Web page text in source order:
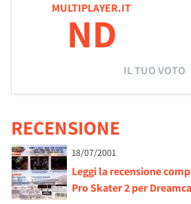
MULTIPLAYER.IT
ND
IL TUO VOTO
RECENSIONE
18/07/2001
Leggi la recensione
Pro Skater 2 per